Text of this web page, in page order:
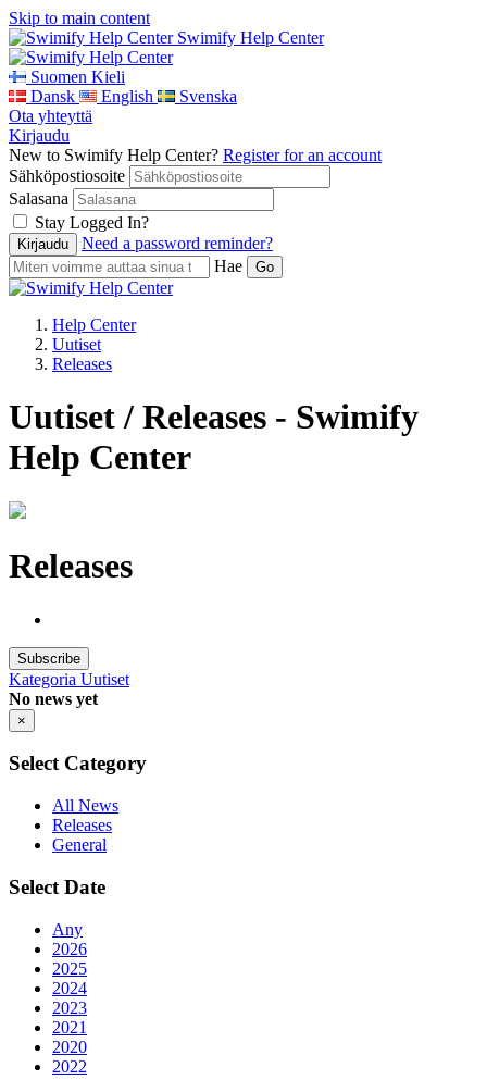
Skip to main content
Swimify Help Center
Suomen Kieli
Dansk
English
Svenska
Ota yhteyttä
Kirjaudu
New to Swimify Help Center? Register for an account
Sähköpostiosoite
Salasana
Stay Logged In?
Need a password reminder?
Hae
Help Center
Uutiset
Releases
Uutiset / Releases - Swimify
Help Center
Releases
Subscribe
Kategoria Uutiset
No news yet
×
Select Category
All News
Releases
General
Select Date
Any
2026
2025
2024
2023
2021
2020
2022